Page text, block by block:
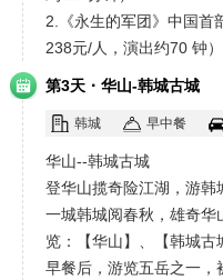
2.《永生的军团》中国首
238元/人，演出约70 钟）
第3天 · 华山-韩城古城
韩城 早中餐
华山--韩城古城
登华山揽奇险江湖，游韩
一城韩城阅春秋，雄奇
览：【华山】、【韩城古
早餐后，游览五岳之一